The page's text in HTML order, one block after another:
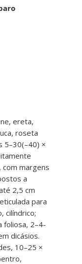
ereta,
roseta
5–30(–40) ×
com margens
a
2,5 cm
para
cilíndrico;
foliosa, 2–4-
dicásios.
10–25 ×